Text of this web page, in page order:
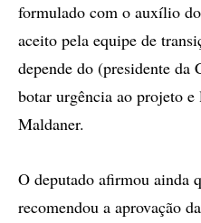
formulado com o auxílio
aceito pela equipe de
depende do (presidente da
botar urgência ao projeto
Maldaner.
O deputado afirmou ainda
recomendou a aprovação